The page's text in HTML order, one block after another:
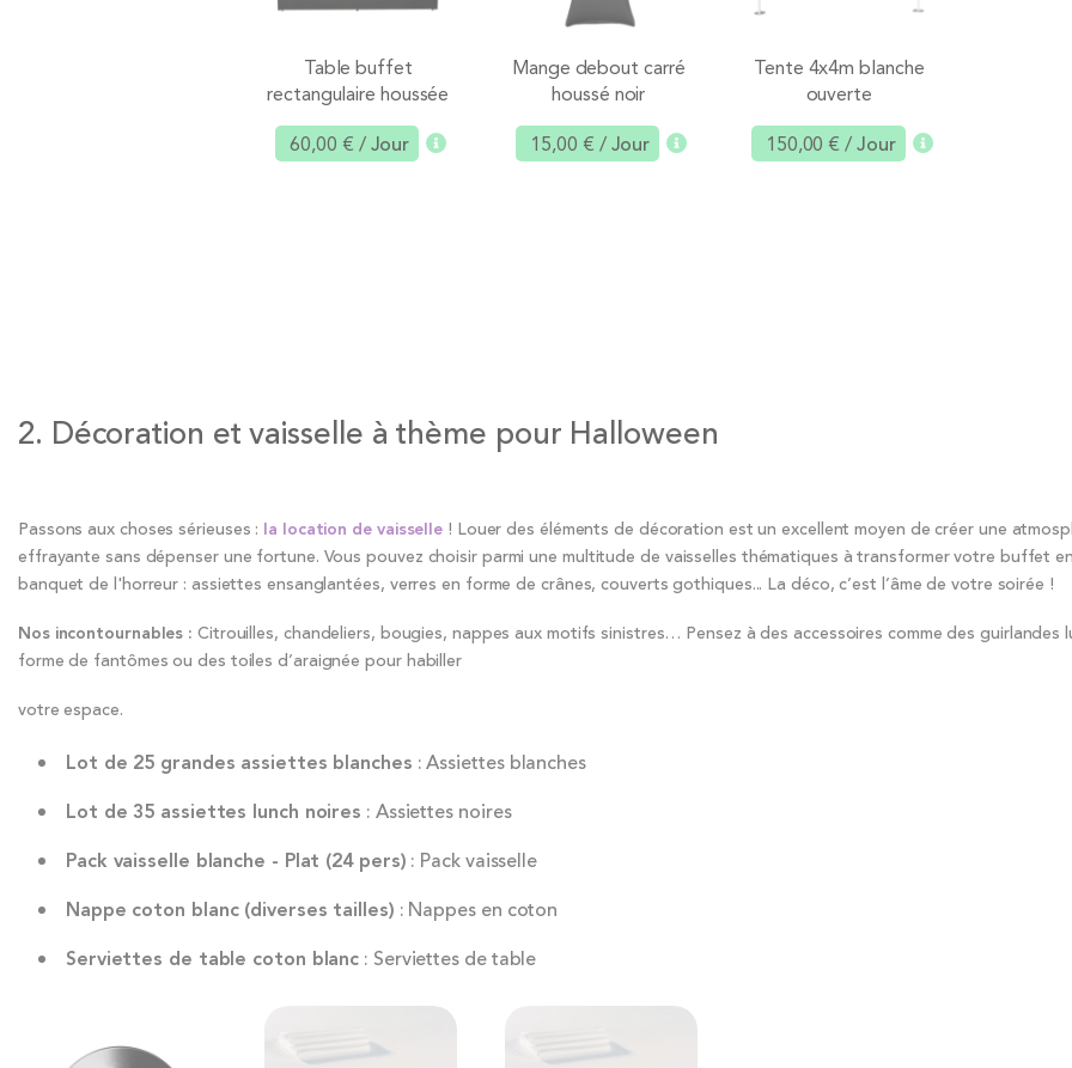
Table buffet
rectangulaire houssée
noire
60,00 € / Jour
Mange debout carré
houssé noir
15,00 € / Jour
Tente 4x4m blanche
ouverte
150,00 € / Jour
2. Décoration et vaisselle à thème pour Halloween
Passons aux choses sérieuses : la location de vaisselle ! Louer des éléments de décoration est un excellent moyen de créer une
effrayante sans dépenser une fortune. Vous pouvez choisir parmi une multitude de vaisselles thématiques à transformer votre buffet
banquet de l'horreur : assiettes ensanglantées, verres en forme de crânes, couverts gothiques... La déco, c’est l’âme de votre soirée !
Nos incontournables : Citrouilles, chandeliers, bougies, nappes aux motifs sinistres… Pensez à des accessoires comme des guirlandes
forme de fantômes ou des toiles d’araignée pour habiller
votre espace.
Lot de 25 grandes assiettes blanches : Assiettes blanches
Lot de 35 assiettes lunch noires : Assiettes noires
Pack vaisselle blanche - Plat (24 pers) : Pack vaisselle
Nappe coton blanc (diverses tailles) : Nappes en coton
Serviettes de table coton blanc : Serviettes de table